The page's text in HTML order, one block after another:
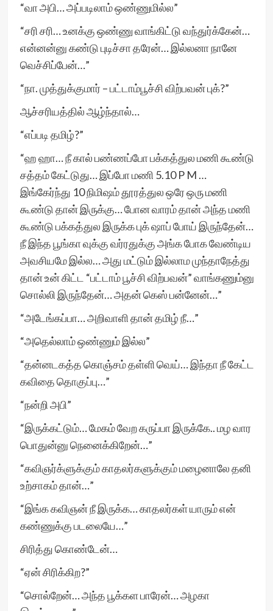
“வா அபி… அப்படிலாம் ஒண்ணுமில்ல”
“சரி சரி… உனக்கு ஒண்ணு வாங்கிட்டு வந்துர்க்கேன்…
என்னன்னு கண்டு புடிச்சா தரேன்… இல்லனா நானே
வெச்சிப்பேன்…”
“நா. முத்துக்குமார் – பட்டாம்பூச்சி விற்பவன் புக்?”
ஆச்சரியத்தில் ஆழ்ந்தால்…
“எப்படி தமிழ்?”
“ஹ ஹா… நீ கால் பண்ணப்போ பக்கத்துல மணி கூண்டு
சத்தம் கேட்டுது… இப்போ மணி 5.10 P M …
இங்கேர்ந்து 10 நிமிஷம் தூரத்துல ஒரே ஒரு மணி
கூண்டு தான் இருக்கு… போன வாரம் தான் அந்த மணி
கூண்டு பக்கத்துல இருக்க புக் ஷாப் போய் இருந்தேன்…
நீ இந்த பூங்கா வுக்கு வர்ரதுக்கு அங்க போக வேண்டிய
அவசியமே இல்ல… அது மட்டும் இல்லாம முந்தாநேத்து
தான் உன் கிட்ட “பட்டாம் பூச்சி விற்பவன்” வாங்கணும்னு
சொல்லி இருந்தேன்… அதன் கெஸ் பன்னேன்…”
“அடேங்கப்பா… அறிவாளி தான் தமிழ் நீ…”
“அதெல்லாம் ஒண்ணும் இல்ல”
“தன்னடகத்த கொஞ்சம் தள்ளி வெய்… இந்தா நீ கேட்ட
கவிதை தொகுப்பு…”
“நன்றி அபி”
“இருக்கட்டும்… மேகம் வேற கருப்பா இருக்கே.. மழ வார
பொதுன்னு நெனைக்கிறேன்…”
“கவிஞர்க்ளுக்கும் காதலர்களுக்கும் மழைனாலே தனி
உற்சாகம் தான்…”
“இங்க கவிஞன் நீ இருக்க… காதலர்கள் யாரும் என்
கண்ணுக்கு படலையே…”
சிரித்து கொண்டேன்…
“ஏன் சிரிக்கிற?”
“சொல்றேன்… அந்த பூக்கள பாரேன்… அழகா